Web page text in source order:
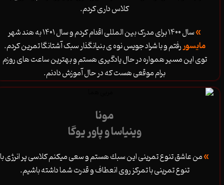
کلاس داری کردم.
»سال ۱۴۰۰ برای مدرک بین المللی اقدام کردم و سال ۱۴۰۱ به هند شهر
مایسوررفتم و با شراد جویس نوه ی بنیانگذار سبک آشتانگا تمرین کردم.
توی این مسیر همواره در حال یادگیری هستم و بهترین ساعت های روزم
برام‌ موقعی هست که در حال آموزش دادنم.
مونا
وینیاسا و پاور یوگا
»من عاشق تنوع تمرينى اين سبك هستم و سعى ميكنم كلاسى پر انرژى با
تنوع تمرينى با تمركز روى انعطاف و قدرت شما داشته باشيم.